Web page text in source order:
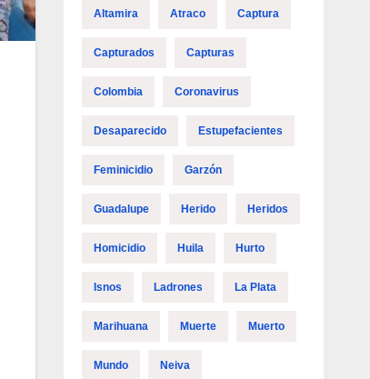
Altamira Atraco Captura
Capturados Capturas
Colombia Coronavirus
Desaparecido Estupefacientes
Feminicidio Garzón
Guadalupe Herido Heridos
Homicidio Huila Hurto
Isnos Ladrones La Plata
Marihuana Muerte Muerto
Mundo Neiva